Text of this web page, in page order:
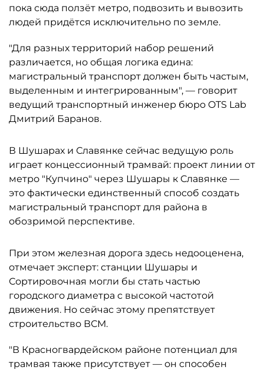
пока сюда ползёт метро, подвозить и вывозить
людей придётся исключительно по земле.
"Для разных территорий набор решений
различается, но общая логика едина:
магистральный транспорт должен быть частым,
выделенным и интегрированным", — говорит
ведущий транспортный инженер бюро OTS Lab
Дмитрий Баранов.
В Шушарах и Славянке сейчас ведущую роль
играет концессионный трамвай: проект линии от
метро "Купчино" через Шушары к Славянке —
это фактически единственный способ создать
магистральный транспорт для района в
обозримой перспективе.
При этом железная дорога здесь недооценена,
отмечает эксперт: станции Шушары и
Сортировочная могли бы стать частью
городского диаметра с высокой частотой
движения. Но сейчас этому препятствует
строительство ВСМ.
"В Красногвардейском районе потенциал для
трамвая также присутствует — он способен